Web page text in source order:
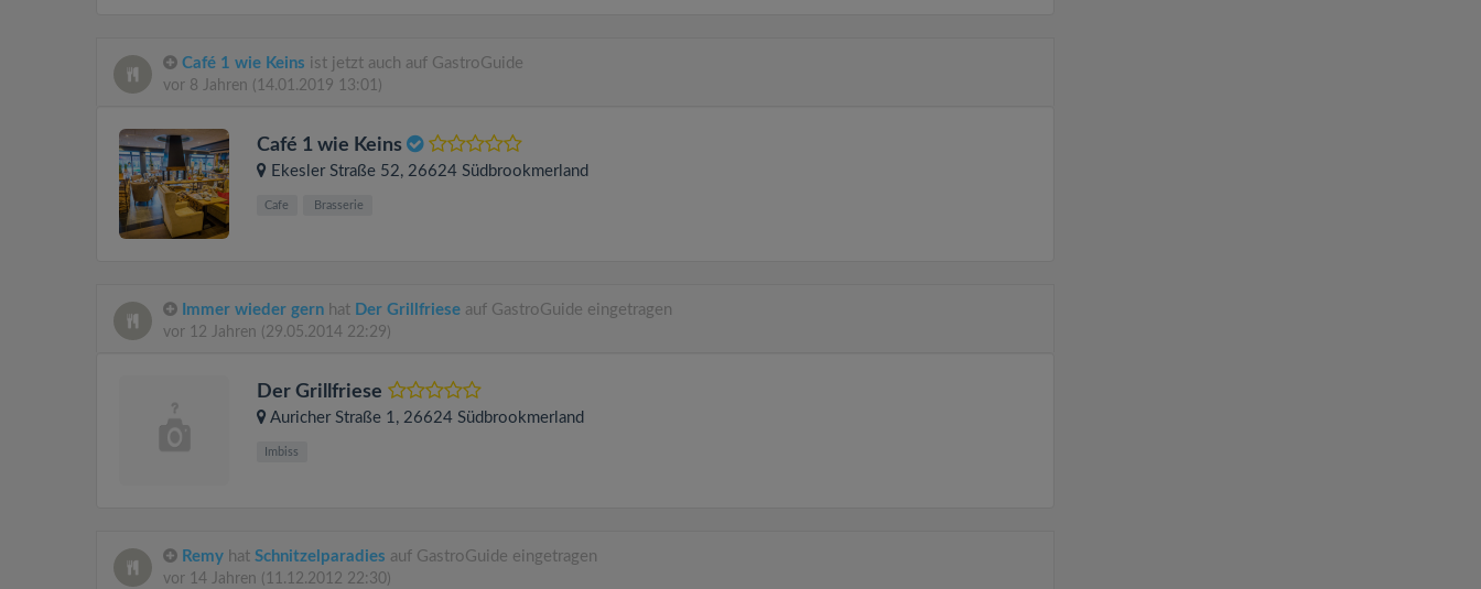
Café 1 wie Keins ist jetzt auch auf GastroGuide
vor 8 Jahren (14.01.2019 13:01)
Café 1 wie Keins
Ekesler Straße 52, 26624 Südbrookmerland
Cafe Brasserie
Immer wieder gern hat Der Grillfriese auf GastroGuide eingetragen
vor 12 Jahren (29.05.2014 22:29)
Der Grillfriese
Auricher Straße 1 , 26624 Südbrookmerland
Imbiss
Remy hat Schnitzelparadies auf GastroGuide eingetragen
vor 14 Jahren (11.12.2012 22:30)